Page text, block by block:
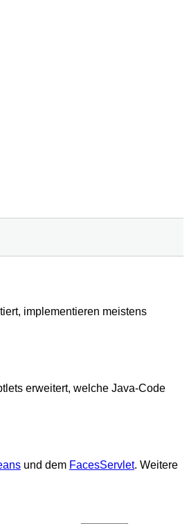
implementieren meistens
erweitert, welche Java-Code
und dem FacesServlet. Weitere